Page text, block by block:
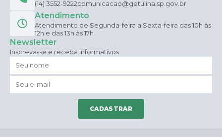
(14) 3552-9222comunicacao@getulina.sp.gov.br
Atendimento
Atendimento de Segunda-feira a Sexta-feira das 10h às
12h e das 13h às 17h
Newsletter
Inscreva-se e receba informativos
CADASTRAR